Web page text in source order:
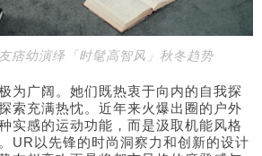
痞幼演绎「时髦高智风」秋冬趋势
为广阔。她们既热衷于向内的自我探
索充满热忱。近年来火爆出圈的户外
实感的运动功能，而是汲取机能风格
UR以先锋的时尚洞察力和创新的设计